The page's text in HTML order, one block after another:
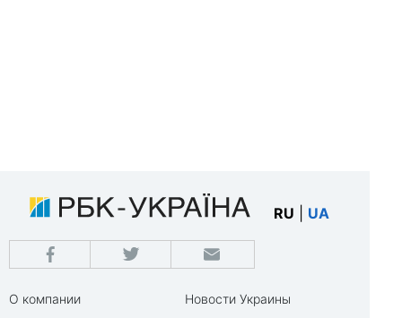
RU UA
О компании
Новости Украины